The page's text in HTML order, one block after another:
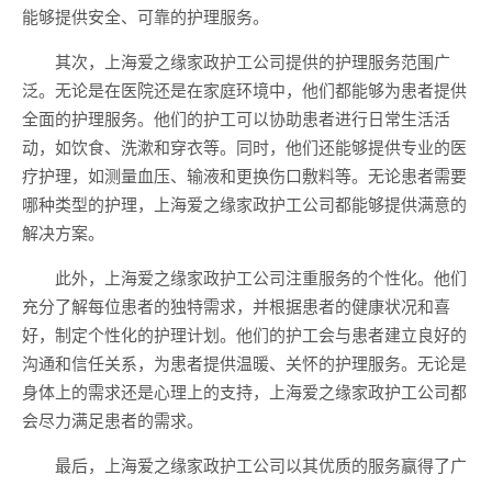
能够提供安全、可靠的护理服务。
其次，上海爱之缘家政护工公司提供的护理服务范围广
泛。无论是在医院还是在家庭环境中，他们都能够为患者提供
全面的护理服务。他们的护工可以协助患者进行日常生活活
动，如饮食、洗漱和穿衣等。同时，他们还能够提供专业的医
疗护理，如测量血压、输液和更换伤口敷料等。无论患者需要
哪种类型的护理，上海爱之缘家政护工公司都能够提供满意的
解决方案。
此外，上海爱之缘家政护工公司注重服务的个性化。他们
充分了解每位患者的独特需求，并根据患者的健康状况和喜
好，制定个性化的护理计划。他们的护工会与患者建立良好的
沟通和信任关系，为患者提供温暖、关怀的护理服务。无论是
身体上的需求还是心理上的支持，上海爱之缘家政护工公司都
会尽力满足患者的需求。
最后，上海爱之缘家政护工公司以其优质的服务赢得了广